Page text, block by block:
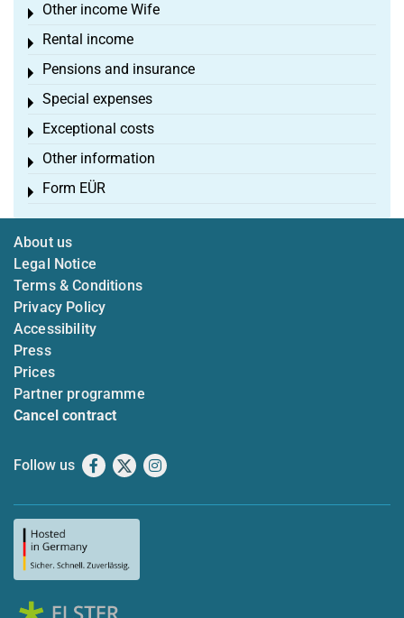
Other income Wife
Toggle menu
Rental income
Toggle menu
Pensions and insurance
Toggle menu
Special expenses
Toggle menu
Exceptional costs
Toggle menu
Other information
Toggle menu
Form EÜR
Toggle menu
About us
Legal Notice
Terms & Conditions
Privacy Policy
Accessibility
Press
Prices
Partner programme
Cancel contract
Follow us Facebook
X Instagram